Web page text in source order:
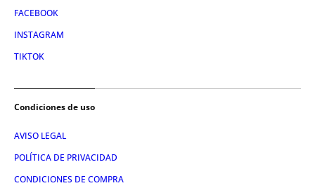
FACEBOOK
INSTAGRAM
TIKTOK
Condiciones de uso
AVISO LEGAL
POLÍTICA DE PRIVACIDAD
CONDICIONES DE COMPRA